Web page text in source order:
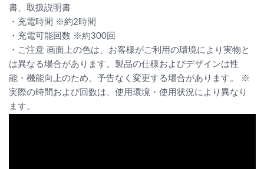
書、取扱説明書
・充電時間 ※約2時間
・充電可能回数 ※約300回
・ご注意 画面上の色は、お客様がご利用の環境により実物と
は異なる場合があります。製品の仕様およびデザインは性
能・機能向上のため、予告なく変更する場合があります。 ※
実際の時間および回数は、使用環境・使用状況により異なり
ます。